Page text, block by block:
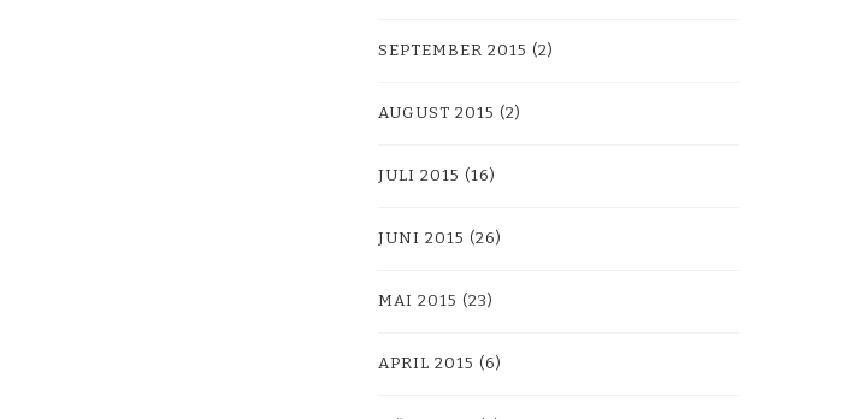
SEPTEMBER 2015 (2)
AUGUST 2015 (2)
JULI 2015 (16)
JUNI 2015 (26)
MAI 2015 (23)
APRIL 2015 (6)